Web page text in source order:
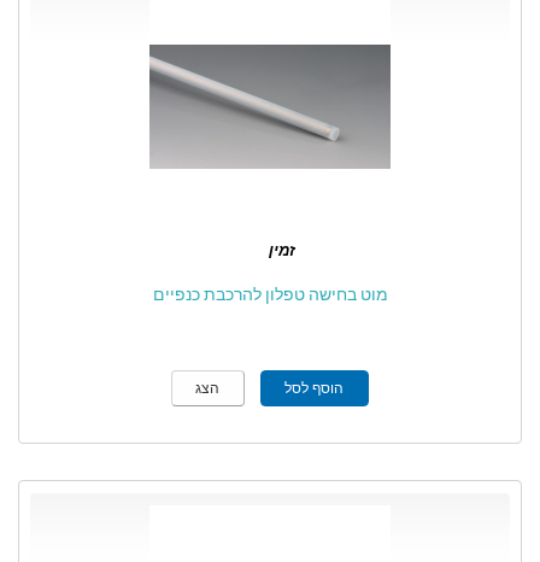
זמין
מוט בחישה טפלון להרכבת כנפיים
הוסף לסל הצג